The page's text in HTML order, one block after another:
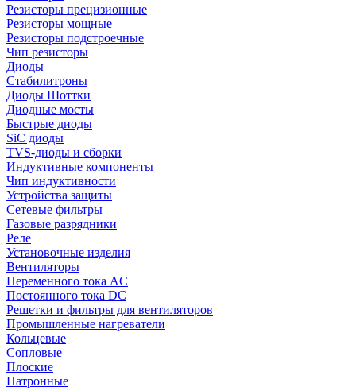
Резисторы прецизионные
Резисторы мощные
Резисторы подстроечные
Чип резисторы
Диоды
Стабилитроны
Диоды Шоттки
Диодные мосты
Быстрые диоды
SiC диоды
TVS-диоды и сборки
Индуктивные компоненты
Чип индуктивности
Устройства защиты
Сетевые фильтры
Газовые разрядники
Реле
Установочные изделия
Вентиляторы
Переменного тока AC
Постоянного тока DC
Решетки и фильтры для вентиляторов
Промышленные нагреватели
Кольцевые
Сопловые
Плоские
Патронные